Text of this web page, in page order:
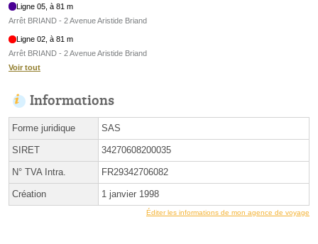
Ligne 05, à 81 m
Arrêt BRIAND - 2 Avenue Aristide Briand
Ligne 02, à 81 m
Arrêt BRIAND - 2 Avenue Aristide Briand
Voir tout
Informations
Forme juridique SAS
SIRET 34270608200035
N° TVA Intra. FR29342706082
Création 1 janvier 1998
Éditer les informations de mon agence de voyage